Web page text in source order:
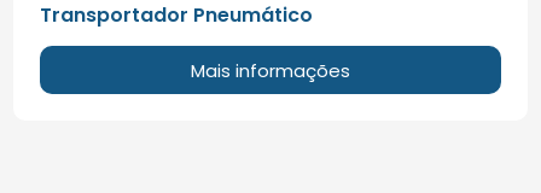
Transportador Pneumático
Mais informações